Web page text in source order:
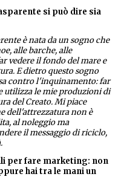
si può dire sia
è nata da un sogno che
alle barche, alle
vedere il fondo del mare e
E dietro questo sogno
contro l'inquinamento: far
utilizza le mie produzioni di
del Creato. Mi piace
dell'attrezzatura non è
al noleggio ma
il messaggio di riciclo,
per fare marketing: non
hai tra le mani un